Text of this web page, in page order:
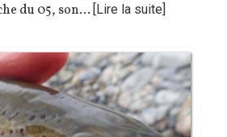
du 05, son… [Lire la suite]